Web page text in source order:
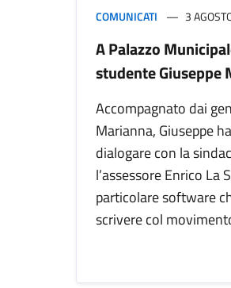
COMUNICATI 3
A Palazzo
studente Giuseppe
Accompagnato dai
Marianna, Giuseppe
dialogare con la
l’assessore Enrico La
particolare software
scrivere col